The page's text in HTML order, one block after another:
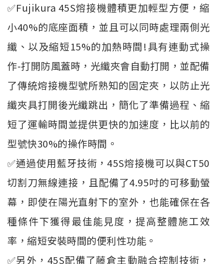
✅Fujikura 45S熔接機體積更加輕型方便，縮
小40%的底座面積，並且可以同時處理兩側光
纖、以及縮短15%的加熱時間!具有連動式操
作-打開防風蓋時，光纖夾會自動打開，並配備
了傳統熔接機型號所熟知的固定夾，以防止光
纖夾具打開後光纖跳出，簡化了準備過程、縮
短了運輸時間並提供更快的加速度，比以前的
型號快30%的操作時間。
✅通過使用藍牙技術，45S熔接機可以與CT50
切割刀無線連接，且配備了4.95吋的可移動螢
幕，即使在陽光直射下的室外，也能確保在各
種條件下獲得最佳能見度，提高整體施工效
率，縮短安裝時間的便利性功能。
✅另外，45S配備了藤倉主動融合控制技術，